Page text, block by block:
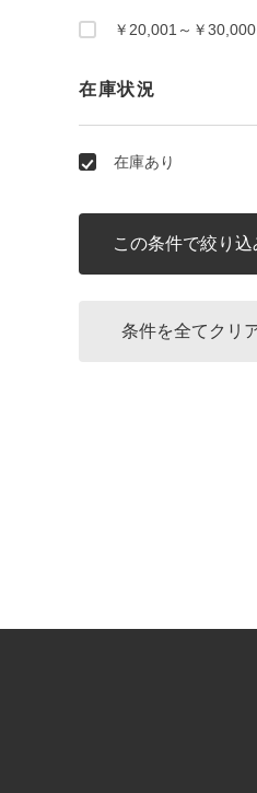
￥20,001～￥30,000
在庫状況
在庫あり